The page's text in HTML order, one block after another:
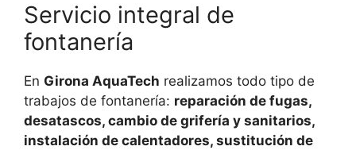
Servicio integral de
fontanería
En Girona AquaTech realizamos todo tipo de
trabajos de fontanería: reparación de fugas,
desatascos, cambio de grifería y sanitarios,
instalación de calentadores, sustitución de